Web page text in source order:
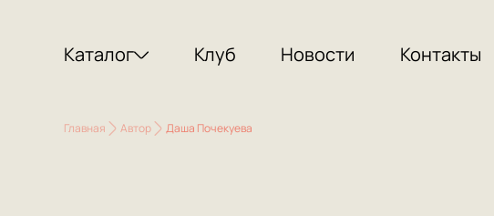
Каталог Клуб Новости Контакты
Главная Автор Даша Почекуева